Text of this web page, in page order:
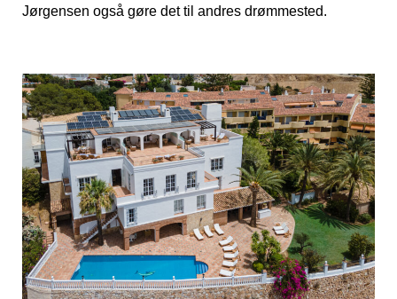
Jørgensen også gøre det til andres drømmested.